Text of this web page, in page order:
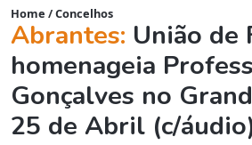
Home /Concelhos
Abrantes: União de
homenageia
Gonçalves no
25 de Abril (c/